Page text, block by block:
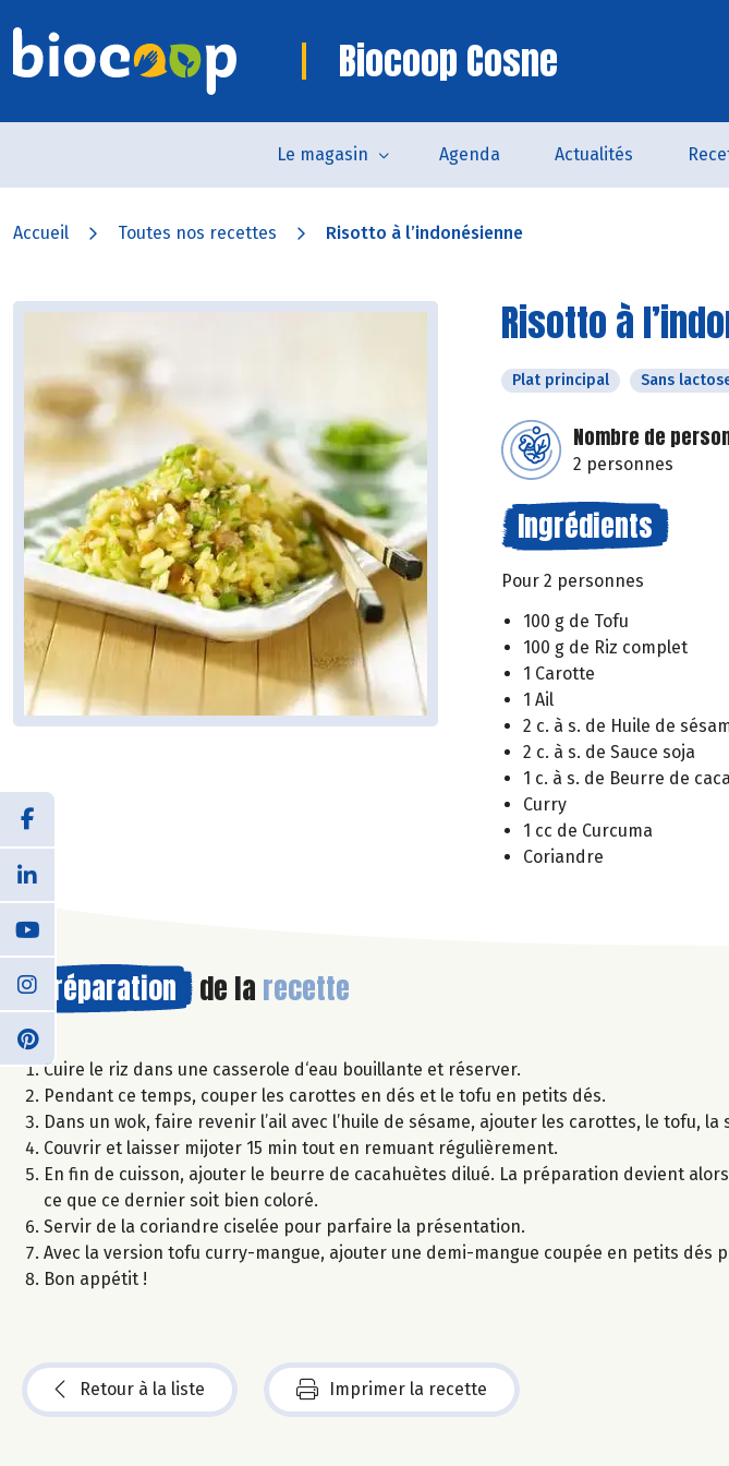
Biocoop Cosne
Le magasin Agenda Actualités
Accueil Toutes nos recettes Risotto à l’indonésienne
Risotto à
Plat principal Sans
Nombre de
2 personnes
Ingrédients
Pour 2 personnes
100 g de Tofu
100 g de Riz complet
1 Carotte
1 Ail
2 c. à s. de Huile de
2 c. à s. de Sauce soja
1 c. à s. de Beurre de
Curry
1 cc de Curcuma
Coriandre
Préparation de la recette
Cuire le riz dans une casserole d‘eau bouillante et réserver.
Pendant ce temps, couper les carottes en dés et le tofu en petits dés.
Dans un wok, faire revenir l’ail avec l’huile de sésame, ajouter les carottes, le tofu, la
Couvrir et laisser mijoter 15 min tout en remuant régulièrement.
En fin de cuisson, ajouter le beurre de cacahuètes dilué. La préparation devient
ce que ce dernier soit bien coloré.
Servir de la coriandre ciselée pour parfaire la présentation.
Avec la version tofu curry-mangue, ajouter une demi-mangue coupée en petits dés
Bon appétit !
Retour à la liste Imprimer la recette